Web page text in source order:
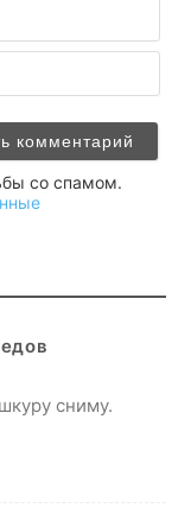
со спамом.
сниму.